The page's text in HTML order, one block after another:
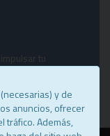
tu
y de
anuncios, ofrecer
tráfico. Además,